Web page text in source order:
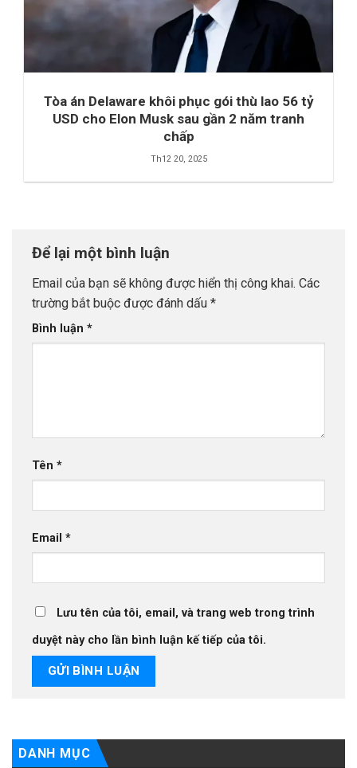
Tòa án Delaware khôi phục gói thù lao 56 tỷ
USD cho Elon Musk sau gần 2 năm tranh
chấp
Th12 20, 2025
Để lại một bình luận
Email của bạn sẽ không được hiển thị công khai. Các
trường bắt buộc được đánh dấu *
Bình luận *
Tên *
Email *
Lưu tên của tôi, email, và trang web trong trình
duyệt này cho lần bình luận kế tiếp của tôi.
DANH MỤC